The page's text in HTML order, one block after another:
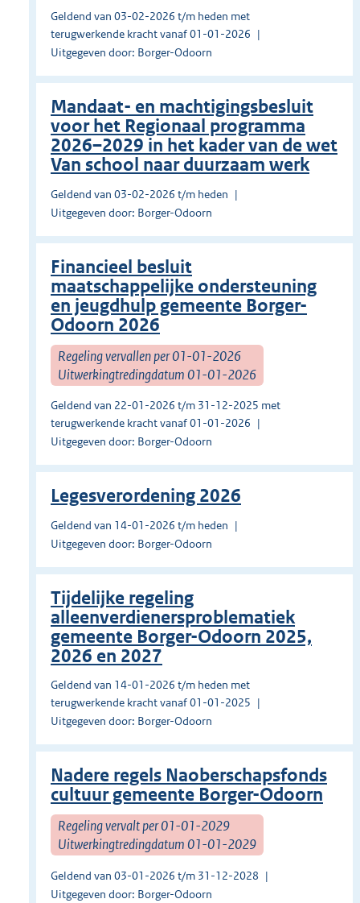
Geldend van 03-02-2026 t/m heden met
terugwerkende kracht vanaf 01-01-2026
Uitgegeven door: Borger-Odoorn
Mandaat- en machtigingsbesluit
voor het Regionaal programma
2026–2029 in het kader van de wet
Van school naar duurzaam werk
Geldend van 03-02-2026 t/m heden
Uitgegeven door: Borger-Odoorn
Financieel besluit
maatschappelijke ondersteuning
en jeugdhulp gemeente Borger-
Odoorn 2026
Regeling vervallen per 01-01-2026
Uitwerkingtredingdatum 01-01-2026
Geldend van 22-01-2026 t/m 31-12-2025 met
terugwerkende kracht vanaf 01-01-2026
Uitgegeven door: Borger-Odoorn
Legesverordening 2026
Geldend van 14-01-2026 t/m heden
Uitgegeven door: Borger-Odoorn
Tijdelijke regeling
alleenverdienersproblematiek
gemeente Borger-Odoorn 2025,
2026 en 2027
Geldend van 14-01-2026 t/m heden met
terugwerkende kracht vanaf 01-01-2025
Uitgegeven door: Borger-Odoorn
Nadere regels Naoberschapsfonds
cultuur gemeente Borger-Odoorn
Regeling vervalt per 01-01-2029
Uitwerkingtredingdatum 01-01-2029
Geldend van 03-01-2026 t/m 31-12-2028
Uitgegeven door: Borger-Odoorn